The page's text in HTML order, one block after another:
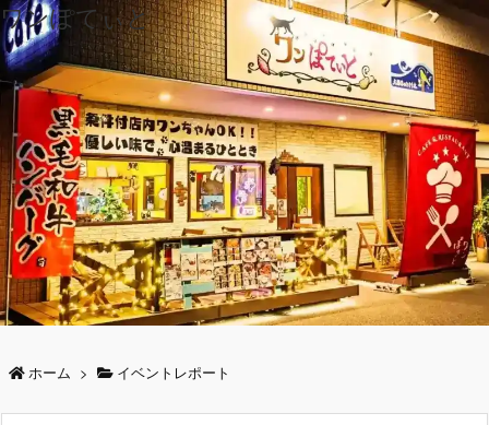
ワンぽてぃと
ホーム > イベントレポート